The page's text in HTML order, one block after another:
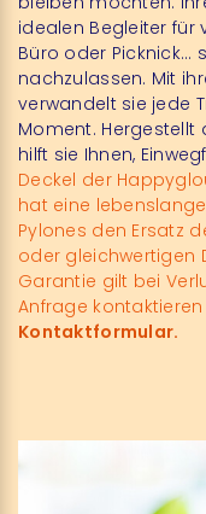
idealen Begleiter für
Büro oder Picknick…
nachzulassen. Mit
verwandelt sie jede
Moment. Hergestellt
hilft sie Ihnen,
Deckel der
hat eine
Pylones den Ersatz
oder gleichwertigen
Garantie gilt bei
Anfrage
Kontaktformular.